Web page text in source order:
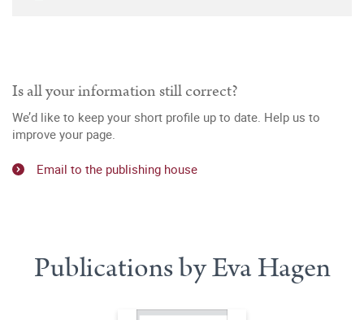
Is all your information still correct?
We’d like to keep your short profile up to date. Help us to
improve your page.
Email to the publishing house
Publications by Eva Hagen